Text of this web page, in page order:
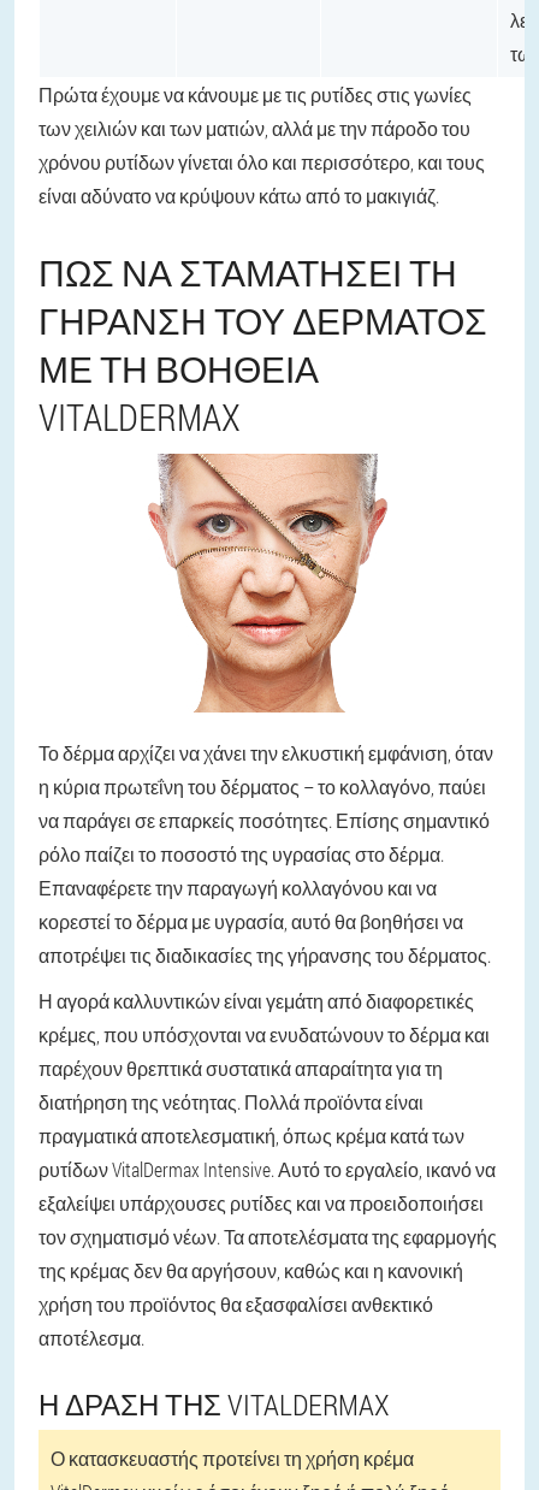
Πρώτα έχουμε να κάνουμε με τις ρυτίδες στις γωνίες
των χειλιών και των ματιών, αλλά με την πάροδο του
χρόνου ρυτίδων γίνεται όλο και περισσότερο, και τους
είναι αδύνατο να κρύψουν κάτω από το μακιγιάζ.
ΠΏΣ ΝΑ ΣΤΑΜΑΤΉΣΕΙ ΤΗ
ΓΉΡΑΝΣΗ ΤΟΥ ΔΈΡΜΑΤΟΣ
ΜΕ ΤΗ ΒΟΉΘΕΙΑ
VITALDERMAX
Το δέρμα αρχίζει να χάνει την ελκυστική εμφάνιση, όταν
η κύρια πρωτεΐνη του δέρματος – το κολλαγόνο, παύει
να παράγει σε επαρκείς ποσότητες. Επίσης σημαντικό
ρόλο παίζει το ποσοστό της υγρασίας στο δέρμα.
Επαναφέρετε την παραγωγή κολλαγόνου και να
κορεστεί το δέρμα με υγρασία, αυτό θα βοηθήσει να
αποτρέψει τις διαδικασίες της γήρανσης του δέρματος.
Η αγορά καλλυντικών είναι γεμάτη από διαφορετικές
κρέμες, που υπόσχονται να ενυδατώνουν το δέρμα και
παρέχουν θρεπτικά συστατικά απαραίτητα για τη
διατήρηση της νεότητας. Πολλά προϊόντα είναι
πραγματικά αποτελεσματική, όπως κρέμα κατά των
ρυτίδων VitalDermax Intensive. Αυτό το εργαλείο, ικανό να
εξαλείψει υπάρχουσες ρυτίδες και να προειδοποιήσει
τον σχηματισμό νέων. Τα αποτελέσματα της εφαρμογής
της κρέμας δεν θα αργήσουν, καθώς και η κανονική
χρήση του προϊόντος θα εξασφαλίσει ανθεκτικό
αποτέλεσμα.
Η ΔΡΆΣΗ ΤΗΣ VITALDERMAX
Ο κατασκευαστής προτείνει τη χρήση κρέμα